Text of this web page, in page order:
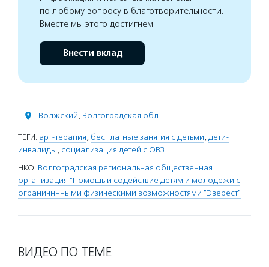
по любому вопросу в благотворительности.
Вместе мы этого достигнем
Внести вклад
Волжский, Волгоградская обл.
ТЕГИ: арт-терапия, бесплатные занятия с детьми, дети-
инвалиды, социализация детей с ОВЗ
НКО: Волгоградская региональная общественная
организация "Помощь и содействие детям и молодежи с
ограничннными физическими возможностями "Эверест"
ВИДЕО ПО ТЕМЕ